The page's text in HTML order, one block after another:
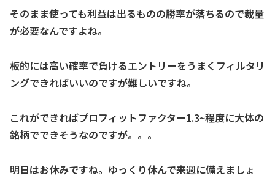
そのまま使っても利益は出るものの勝率が落ちるので裁量
が必要なんですよね。
板的には高い確率で負けるエントリーをうまくフィルタリ
ングできればいいのですが難しいですね。
これができればプロフィットファクター1.3~程度に大体の
銘柄でできそうなのですが。。。
明日はお休みですね。ゆっくり休んで来週に備えましょ